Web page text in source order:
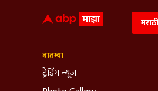
बातम्या
ट्रेडिंग न्यूज